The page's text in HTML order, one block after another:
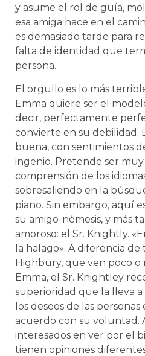
y asume el rol de guía,
esa amiga hace en el
es demasiado tarde para
falta de identidad que
persona.
El orgullo es lo más
Emma quiere ser el
decir, perfectamente
convierte en su debilidad.
buena, con sentimientos
ingenio. Pretende ser
comprensión de los
sobresaliendo en la
piano. Sin embargo, aquí
su amigo-némesis, y más
amoroso: el Sr. Knightly.
la halago». A diferencia
Highbury, que ven poco
Emma, ​​el Sr. Knightley
superioridad que la lleva
los deseos de las
acuerdo con su voluntad.
interesados ​​en ver por el
tienen opiniones